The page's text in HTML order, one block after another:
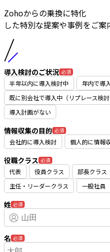
Zohoからの乗換に特化
した特別な提案や事例をご案
導入検討のご状況 必須
半年以内に導入検討中
年内で導
既に別会社で導入中（リプレース検討
導入計画がない
情報収集の目的 必須
会社的に導入検討 個人的に情報
役職クラス 必須
代表 役員クラス 部長クラス
主任・リーダークラス
一般社員
姓 必須
名 必須